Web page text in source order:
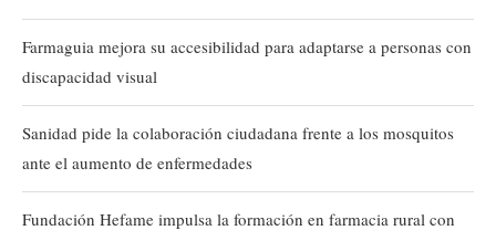
Farmaguia mejora su accesibilidad para adaptarse a personas con
discapacidad visual
Sanidad pide la colaboración ciudadana frente a los mosquitos
ante el aumento de enfermedades
Fundación Hefame impulsa la formación en farmacia rural con